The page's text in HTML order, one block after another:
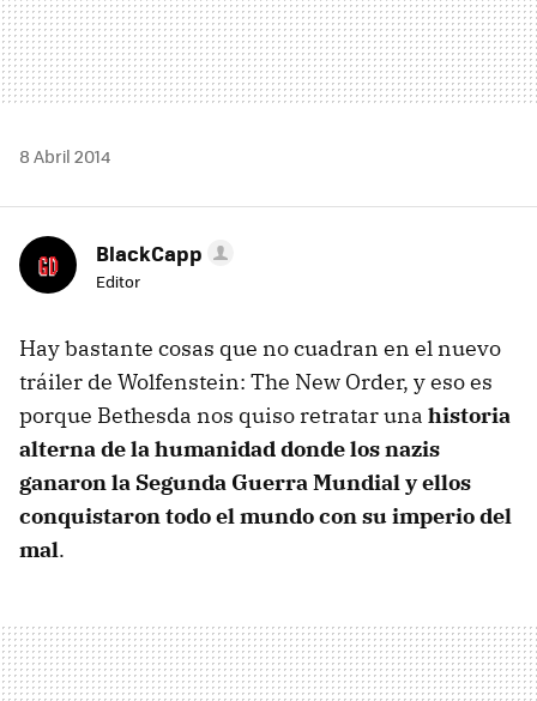
8 Abril 2014
BlackCapp
Editor
Hay bastante cosas que no cuadran en el nuevo
tráiler de Wolfenstein: The New Order, y eso es
porque Bethesda nos quiso retratar una historia
alterna de la humanidad donde los nazis
ganaron la Segunda Guerra Mundial y ellos
conquistaron todo el mundo con su imperio del
mal.